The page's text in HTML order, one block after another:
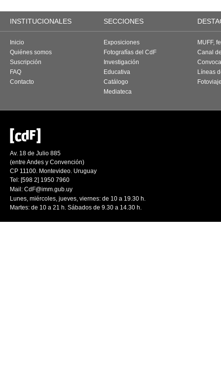
INSTITUCIONALES SECCIONES
Inicio
Quiénes somos
Suscripción
FAQ
Contacto
Exposiciones
Fotografías del CdF
Investigación
Educativa
Catálogo
Mediateca
MUFF,
Canal
Líneas
Av. 18 de Julio 885
(entre Andes y Convención)
CP 11100. Montevideo. Uruguay
Tel: [598 2] 1950 7960
Mail: CdF@imm.gub.uy
Lunes, miércoles, jueves, viernes: de 10 a 19.30 h.
Martes: de 10 a 21 h. Sábados de 9.30 a 14.30 h.